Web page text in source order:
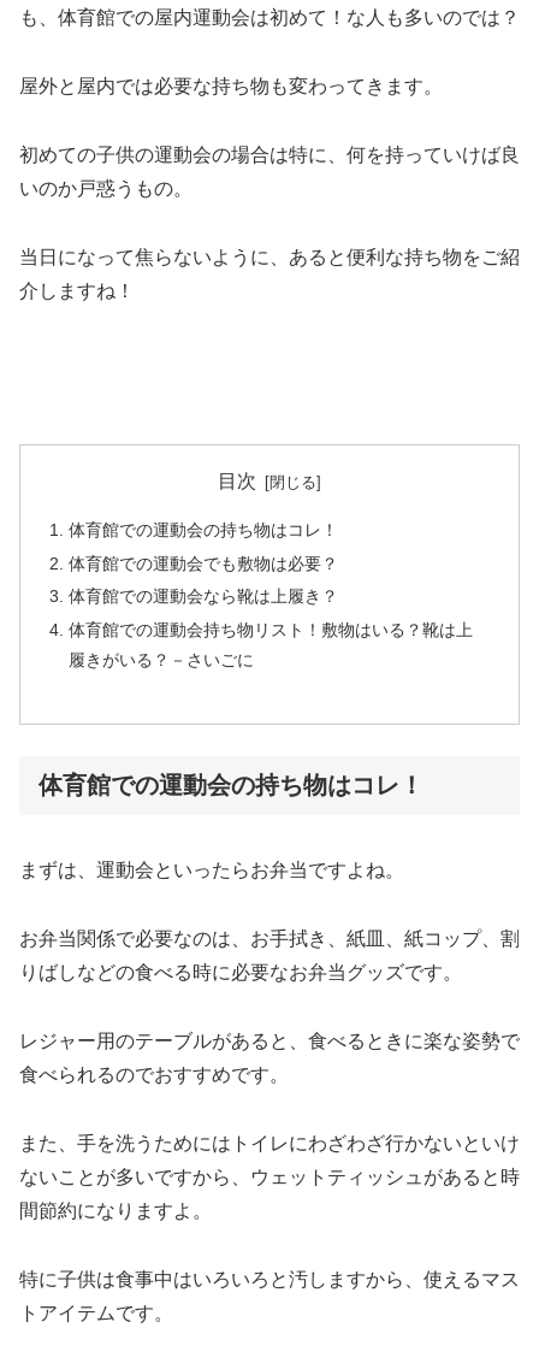
も、体育館での屋内運動会は初めて！な人も多いのでは？
屋外と屋内では必要な持ち物も変わってきます。
初めての子供の運動会の場合は特に、何を持っていけば良
いのか戸惑うもの。
当日になって焦らないように、あると便利な持ち物をご紹
介しますね！
目次
体育館での運動会の持ち物はコレ！
体育館での運動会でも敷物は必要？
体育館での運動会なら靴は上履き？
体育館での運動会持ち物リスト！敷物はいる？靴は上
履きがいる？－さいごに
体育館での運動会の持ち物はコレ！
まずは、運動会といったらお弁当ですよね。
お弁当関係で必要なのは、お手拭き、紙皿、紙コップ、割
りばしなどの食べる時に必要なお弁当グッズです。
レジャー用のテーブルがあると、食べるときに楽な姿勢で
食べられるのでおすすめです。
また、手を洗うためにはトイレにわざわざ行かないといけ
ないことが多いですから、ウェットティッシュがあると時
間節約になりますよ。
特に子供は食事中はいろいろと汚しますから、使えるマス
トアイテムです。